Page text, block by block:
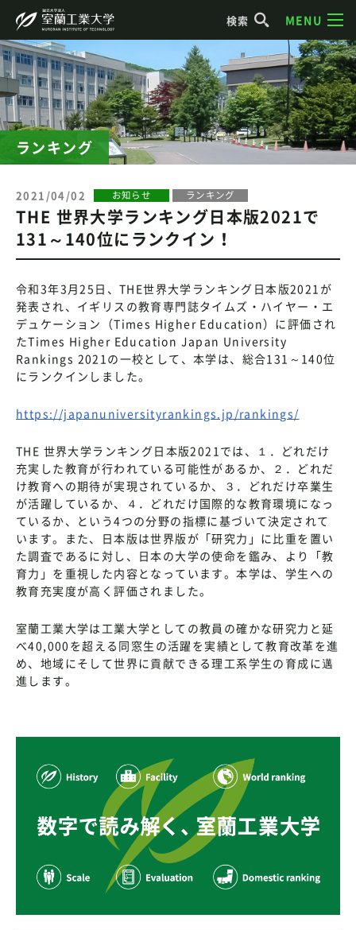
検索 MENU
ランキング
2021/04/02 お知らせ ランキング
THE 世界大学ランキング日本版2021で
131～140位にランクイン！
令和3年3月25日、THE世界大学ランキング日本版2021が
発表され、イギリスの教育専門誌タイムズ・ハイヤー・エ
デュケーション（Times Higher Education）に評価され
たTimes Higher Education Japan University
Rankings 2021の一校として、本学は、総合131～140位
にランクインしました。
https://japanuniversityrankings.jp/rankings/
THE 世界大学ランキング日本版2021では、１．どれだけ
充実した教育が行われている可能性があるか、２．どれだ
け教育への期待が実現されているか、３．どれだけ卒業生
が活躍しているか、４．どれだけ国際的な教育環境になっ
ているか、という4つの分野の指標に基づいて決定されて
います。また、日本版は世界版が「研究力」に比重を置い
た調査であるに対し、日本の大学の使命を鑑み、より「教
育力」を重視した内容となっています。本学は、学生への
教育充実度が高く評価されました。
室蘭工業大学は工業大学としての教員の確かな研究力と延
べ40,000を超える同窓生の活躍を実績として教育改革を進
め、地域にそして世界に貢献できる理工系学生の育成に邁
進します。